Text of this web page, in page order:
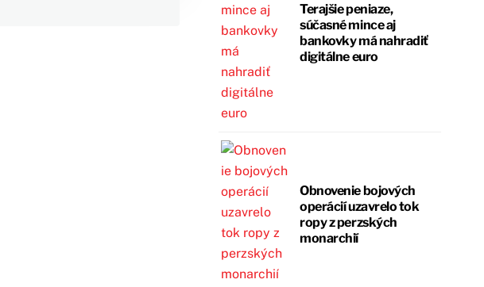
Terajšie peniaze,
súčasné mince aj
bankovky má nahradiť
digitálne euro
Obnovenie bojových
operácií uzavrelo tok
ropy z perzských
monarchií